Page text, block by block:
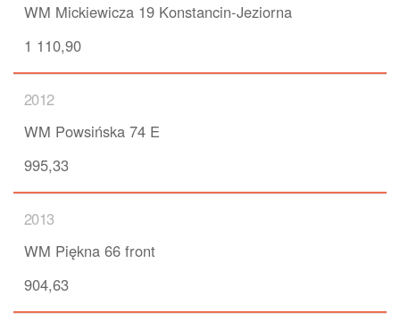
WM Mickiewicza 19 Konstancin-Jeziorna
1 110,90
2012
WM Powsińska 74 E
995,33
2013
WM Piękna 66 front
904,63